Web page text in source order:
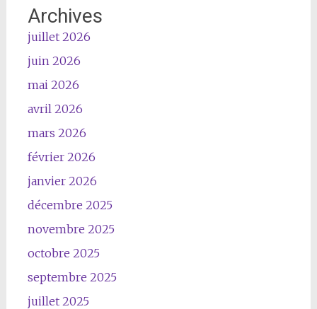
Archives
juillet 2026
juin 2026
mai 2026
avril 2026
mars 2026
février 2026
janvier 2026
décembre 2025
novembre 2025
octobre 2025
septembre 2025
juillet 2025